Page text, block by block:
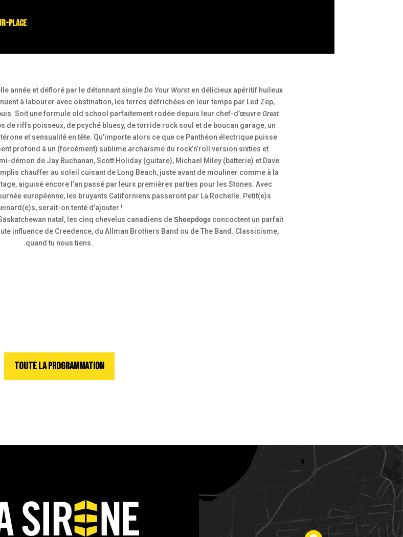
place
année et défloré par le détonnant singleDo Your Worst en délicieux apéritif huileux
à labourer avec obstination, les terres défrichées en leur temps par Led Zep,
Soit une formule old school parfaitement rodée depuis leur chef-d’œuvreGreat
de riffs poisseux, de psyché bluesy, de torride rock soul et de boucan garage, un
et sensualité en tête. Qu’importe alors ce que ce Panthéon électrique puisse
profond à un (forcément) sublime archaïsme du rock’n’roll version sixties et
démon de Jay Buchanan, Scott Holiday (guitare), Michael Miley (batterie) et Dave
chauffer au soleil cuisant de Long Beach, juste avant de mouliner comme à la
aiguisé encore l’an passé par leurs premières parties pour les Stones. Avec
européenne, les bruyants Californiens passeront par La Rochelle. Petit(e)s
serait-on tenté d’ajouter !
natal, les cinq chevelus canadiens deSheepdogsconcoctent un parfait
influence de Creedence, du Allman Brothers Band ou de The Band. Classicisme,
quand tu nous tiens.
TOUTE LA PROGRAMMATION